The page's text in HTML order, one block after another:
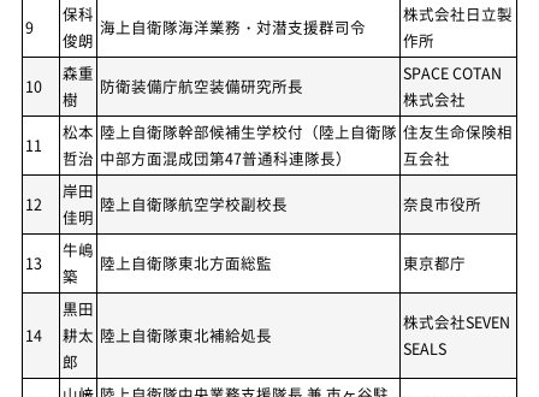
9
保科
俊朗
海上自衛隊海洋業務・対潜支援群司令
株式会社日立製
作所
10
森重
樹
防衛装備庁航空装備研究所長
SPACE COTAN
株式会社
11
松本
哲治
陸上自衛隊幹部候補生学校付（陸上自衛隊
中部方面混成団第47普通科連隊長）
住友生命保険相
互会社
12
岸田
佳明
陸上自衛隊航空学校副校長 奈良市役所
13
牛嶋
築
陸上自衛隊東北方面総監 東京都庁
14
黒田
耕太
郎
陸上自衛隊東北補給処長
株式会社SEVEN
SEALS